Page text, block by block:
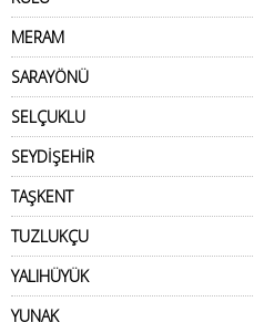
MERAM
SARAYÖNÜ
SELÇUKLU
SEYDİŞEHİR
TAŞKENT
TUZLUKÇU
YALIHÜYÜK
YUNAK